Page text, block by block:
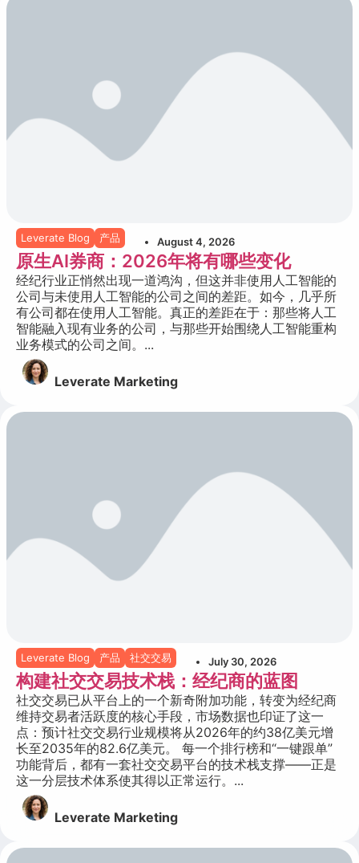
Leverate Blog 产品 August 4, 2026
原生AI券商：2026年将有哪些变化
经纪行业正悄然出现一道鸿沟，但这并非使用人工智能的
公司与未使用人工智能的公司之间的差距。如今，几乎所
有公司都在使用人工智能。真正的差距在于：那些将人工
智能融入现有业务的公司，与那些开始围绕人工智能重构
业务模式的公司之间。...
Leverate Marketing
Leverate Blog 产品 社交交易 July 30, 2026
构建社交交易技术栈：经纪商的蓝图
社交交易已从平台上的一个新奇附加功能，转变为经纪商
维持交易者活跃度的核心手段，市场数据也印证了这一
点：预计社交交易行业规模将从2026年的约38亿美元增
长至2035年的82.6亿美元。 每一个排行榜和“一键跟单”
功能背后，都有一套社交交易平台的技术栈支撑——正是
这一分层技术体系使其得以正常运行。...
Leverate Marketing